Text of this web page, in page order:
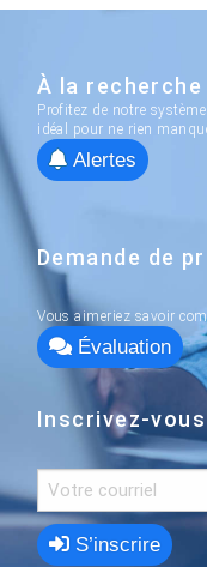
À la
Profitez de notre
idéal pour ne rien
Alertes
Demande de
Vous aimeriez savoir
Évaluation
Inscrivez-
S’inscrire